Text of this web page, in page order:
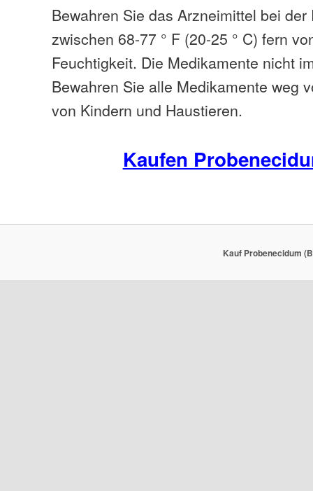
Bewahren Sie das Arzneimittel bei
zwischen 68-77 ° F (20-25 ° C) fern
Feuchtigkeit. Die Medikamente nicht
Bewahren Sie alle Medikamente weg
von Kindern und Haustieren.
Kaufen
Kauf Probenecidum